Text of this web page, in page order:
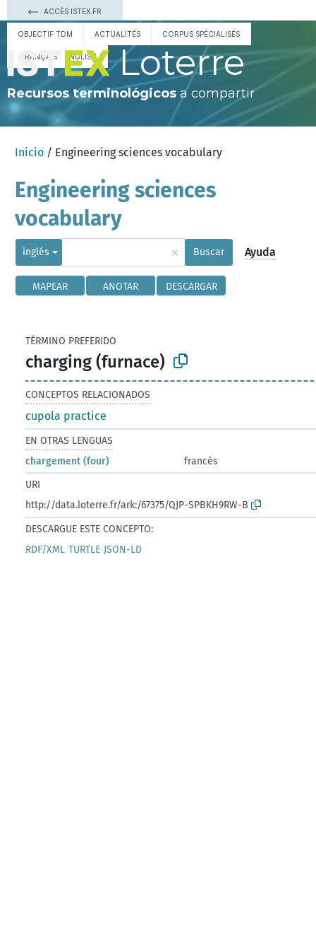
ACCÈS ISTEX.FR
OBJECTIF TDM ACTUALITÉS CORPUS SPÉCIALISÉS
FRANÇAIS ENGLISH Loterre
Recursos terminológicos a compartir
Inicio / Engineering sciences vocabulary
Engineering sciences
vocabulary
inglés × Buscar Ayuda
MAPEAR ANOTAR DESCARGAR
TÉRMINO PREFERIDO
charging (furnace)
CONCEPTOS RELACIONADOS
cupola practice
EN OTRAS LENGUAS
chargement (four)
francés
URI
http://data.loterre.fr/ark:/67375/QJP-SPBKH9RW-B
DESCARGUE ESTE CONCEPTO:
RDF/XML TURTLE JSON-LD